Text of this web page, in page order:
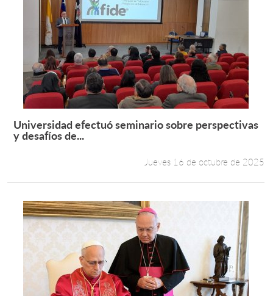
Leer más +
Universidad efectuó seminario sobre perspectivas
y desafíos de...
Jueves 16 de octubre de 2025